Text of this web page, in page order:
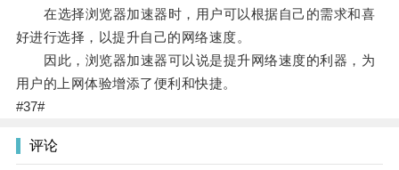
在选择浏览器加速器时，用户可以根据自己的需求和喜
好进行选择，以提升自己的网络速度。
因此，浏览器加速器可以说是提升网络速度的利器，为
用户的上网体验增添了便利和快捷。
#37#
评论